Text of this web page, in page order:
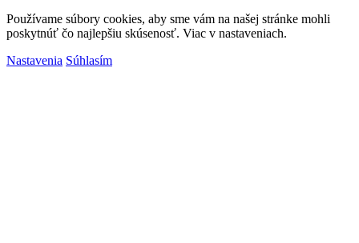
Používame súbory cookies, aby sme vám na našej stránke mohli
poskytnúť čo najlepšiu skúsenosť. Viac v nastaveniach.
Nastavenia Súhlasím